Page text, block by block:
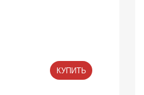
КУПИТЬ